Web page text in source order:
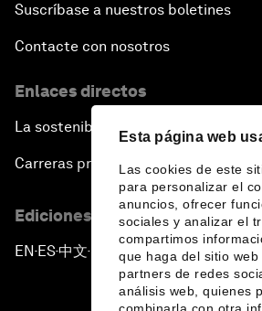
Esta página web
Las cookies de este
para personalizar el
anuncios, ofrecer
sociales y analizar el
compartimos
que haga del sitio
partners de redes
análisis web, quienes
Suscríbase a nuestros boletines
Contacte con nosotros
Enlaces directos
La sostenibilidad en el Foro
Carreras profesionales
Ediciones en otros idiomas
EN ▪ES▪中文▪ 日本語